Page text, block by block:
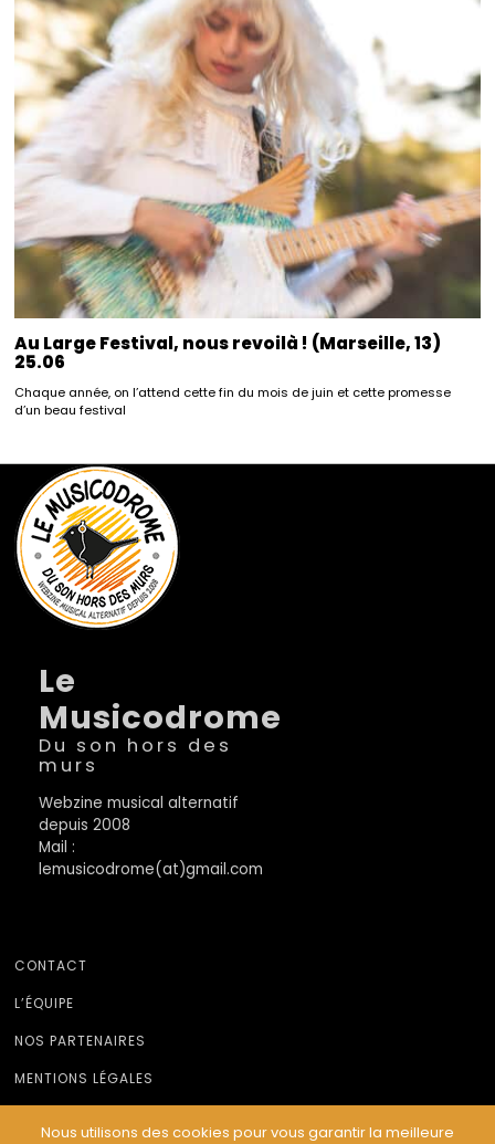
Au Large Festival, nous revoilà ! (Marseille, 13)
25.06
Chaque année, on l’attend cette fin du mois de juin et cette promesse
d’un beau festival
Le
Musicodrome
Du son hors des
murs
Webzine musical alternatif
depuis 2008
Mail :
lemusicodrome(at)gmail.com
CONTACT
L’ÉQUIPE
NOS PARTENAIRES
MENTIONS LÉGALES
Nous utilisons des cookies pour vous garantir la meilleure